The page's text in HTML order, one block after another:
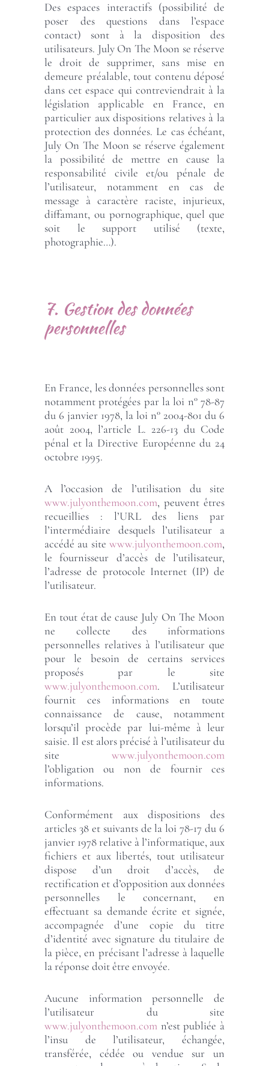
Des espaces interactifs (possibilité de
poser des questions dans l’espace
contact) sont à la disposition des
utilisateurs. July On The Moon se réserve
le droit de supprimer, sans mise en
demeure préalable, tout contenu déposé
dans cet espace qui contreviendrait à la
législation applicable en France, en
particulier aux dispositions relatives à la
protection des données. Le cas échéant,
July On The Moon se réserve également
la possibilité de mettre en cause la
responsabilité civile et/ou pénale de
l’utilisateur, notamment en cas de
message à caractère raciste, injurieux,
diffamant, ou pornographique, quel que
soit le support utilisé (texte,
photographie…).
7. Gestion des données
personnelles
En France, les données personnelles sont
notamment protégées par la loi n° 78-87
du 6 janvier 1978, la loi n° 2004-801 du 6
août 2004, l’article L. 226-13 du Code
pénal et la Directive Européenne du 24
octobre 1995.
A l’occasion de l’utilisation du site
www.julyonthemoon.com, peuvent êtres
recueillies : l’URL des liens par
l’intermédiaire desquels l’utilisateur a
accédé au site www.julyonthemoon.com,
le fournisseur d’accès de l’utilisateur,
l’adresse de protocole Internet (IP) de
l’utilisateur.
En tout état de cause July On The Moon
ne collecte des informations
personnelles relatives à l’utilisateur que
pour le besoin de certains services
proposés par le site
www.julyonthemoon.com. L’utilisateur
fournit ces informations en toute
connaissance de cause, notamment
lorsqu’il procède par lui-même à leur
saisie. Il est alors précisé à l’utilisateur du
site www.julyonthemoon.com
l’obligation ou non de fournir ces
informations.
Conformément aux dispositions des
articles 38 et suivants de la loi 78-17 du 6
janvier 1978 relative à l’informatique, aux
fichiers et aux libertés, tout utilisateur
dispose d’un droit d’accès, de
rectification et d’opposition aux données
personnelles le concernant, en
effectuant sa demande écrite et signée,
accompagnée d’une copie du titre
d’identité avec signature du titulaire de
la pièce, en précisant l’adresse à laquelle
la réponse doit être envoyée.
Aucune information personnelle de
l’utilisateur du site
www.julyonthemoon.com n’est publiée à
l’insu de l’utilisateur, échangée,
transférée, cédée ou vendue sur un